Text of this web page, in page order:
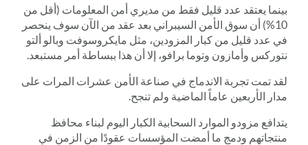
بينما يعتقد عدد قليل فقط من مديري أمن المعلومات (أقل من
10%) أن سوق الأمن السيبراني بعد عقد من الآن سوف ينحصر
في عدد قليل من كبار المزودين، مثل مايكروسوفت وبالو ألتو
نتوركس وأمازون وتوما برافو، إلا أن هذا ببساطة أمر مستبعد.
لقد تمت تجربة الاندماج في صناعة الأمن عشرات المرات على
مدار الأربعين عاماً الماضية ولم تنجح.
يتدافع مزودو الموارد السحابية الكبار اليوم لبناء محافظ
منتجاتهم ودمج ما أمضت المؤسسات عقودًا من الزمن في